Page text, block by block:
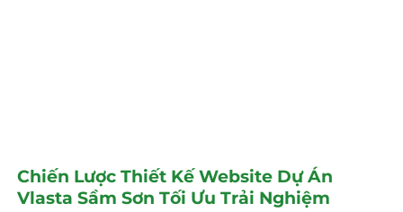
Chiến Lược Thiết Kế Website Dự Án
Vlasta Sầm Sơn Tối Ưu Trải Nghiệm